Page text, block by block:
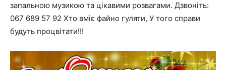
запальною музикою та цікавими розвагами. Дзвоніть:
067 689 57 92 Хто вміє файно гуляти, У того справи
будуть процвітати!!!